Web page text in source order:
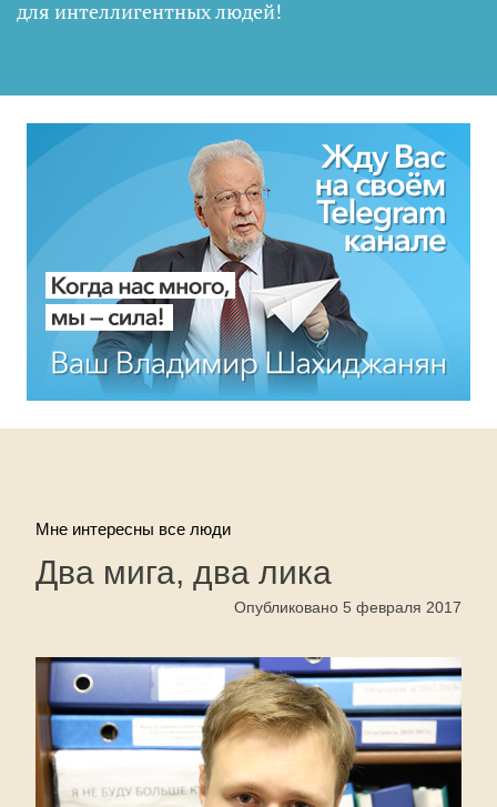
для интеллигентных людей!
Мне интересны все люди
Два мига, два лика
Опубликовано 5 февраля 2017